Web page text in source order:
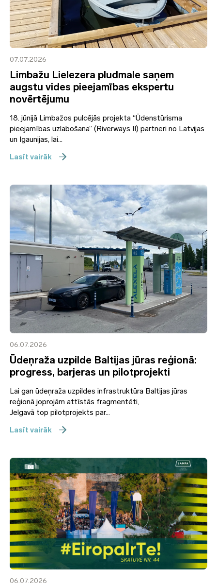
07.07.2026
Limbažu Lielezera pludmale saņem
augstu vides pieejamības ekspertu
novērtējumu
18. jūnijā Limbažos pulcējās projekta “Ūdenstūrisma
pieejamības uzlabošana” (Riverways II) partneri no Latvijas
un Igaunijas, lai...
Lasīt vairāk
06.07.2026
Ūdeņraža uzpilde Baltijas jūras reģionā:
progress, barjeras un pilotprojekti
Lai gan ūdeņraža uzpildes infrastruktūra Baltijas jūras
reģionā joprojām attīstās fragmentēti,
Jelgavā top pilotprojekts par...
Lasīt vairāk
06.07.2026